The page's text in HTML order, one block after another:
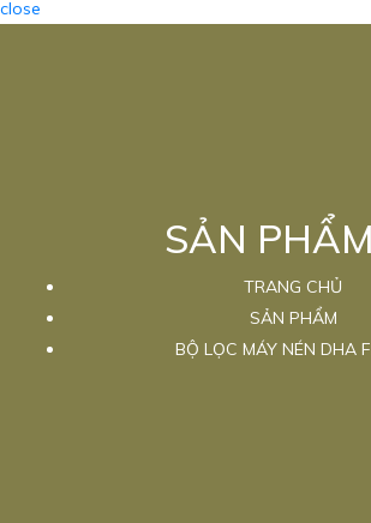
close
SẢN PHẨM
TRANG CHỦ
SẢN PHẨM
BỘ LỌC MÁY NÉN DHA